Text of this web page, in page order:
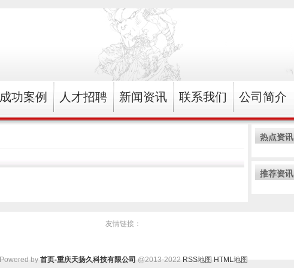
成功案例 人才招聘 新闻资讯 联系我们 公司简介
热点资讯
推荐资讯
友情链接：
Powered by 首页-重庆天扬久科技有限公司 @2013-2022 RSS地图 HTML地图